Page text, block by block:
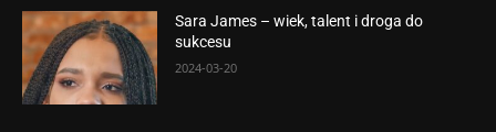
Sara James – wiek, talent i droga do
sukcesu
2024-03-20